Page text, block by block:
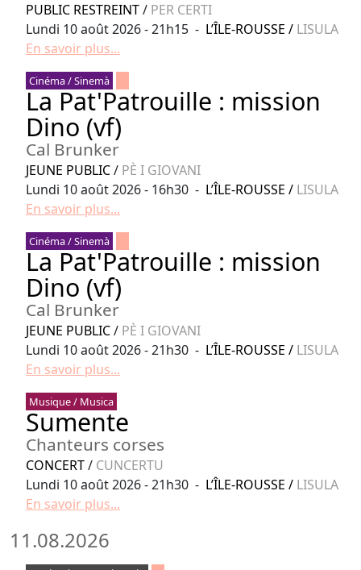
PUBLIC RESTREINT/ PER CERTI
Lundi 10 août 2026 - 21h15 - L’ÎLE-ROUSSE / LISULA
En savoir plus...
Cinéma / Sinemà
La Pat'Patrouille : mission
Dino (vf)
Cal Brunker
JEUNE PUBLIC/ PÈ I GIOVANI
Lundi 10 août 2026 - 16h30 - L’ÎLE-ROUSSE / LISULA
En savoir plus...
Cinéma / Sinemà
La Pat'Patrouille : mission
Dino (vf)
Cal Brunker
JEUNE PUBLIC/ PÈ I GIOVANI
Lundi 10 août 2026 - 21h30 - L’ÎLE-ROUSSE / LISULA
En savoir plus...
Musique / Musica
Sumente
Chanteurs corses
CONCERT/ CUNCERTU
Lundi 10 août 2026 - 21h30 - L’ÎLE-ROUSSE / LISULA
En savoir plus...
11.08.2026